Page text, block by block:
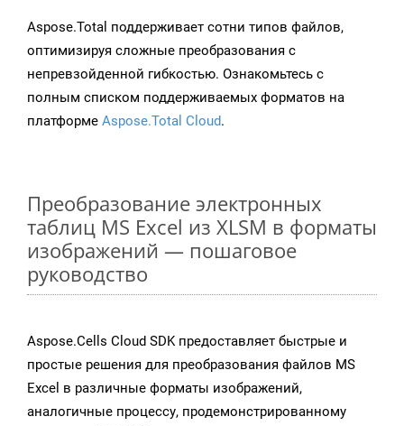
Aspose.Total поддерживает сотни типов файлов,
оптимизируя сложные преобразования с
непревзойденной гибкостью. Ознакомьтесь с
полным списком поддерживаемых форматов на
платформе Aspose.Total Cloud.
Преобразование электронных
таблиц MS Excel из XLSM в форматы
изображений — пошаговое
руководство
Aspose.Cells Cloud SDK предоставляет быстрые и
простые решения для преобразования файлов MS
Excel в различные форматы изображений,
аналогичные процессу, продемонстрированному